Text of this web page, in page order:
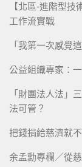
【北區-進階型
工作流實戰
「我第一次感覺
公益組織專家：
「財團法人法」
法可管？
把錢捐給慈濟就
余孟勳專欄／從